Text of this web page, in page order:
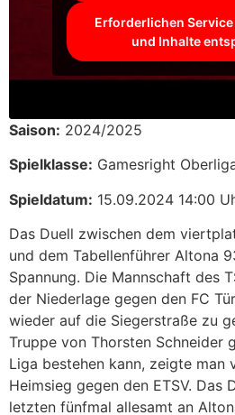
Erforderlichen
und Inhalte
Saison: 2024/2025
Spielklasse: Gamesright
Spieldatum: 15.09.2024 14:00
Das Duell zwischen dem
und dem Tabellenführer Altona
Spannung. Die Mannschaft des
der Niederlage gegen den FC
wieder auf die Siegerstraße zu
Truppe von Thorsten Schneider
Liga bestehen kann, zeigte man
Heimsieg gegen den ETSV. Das
letzten fünfmal allesamt an